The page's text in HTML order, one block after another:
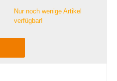
Nur noch wenige Artikel
verfügbar!